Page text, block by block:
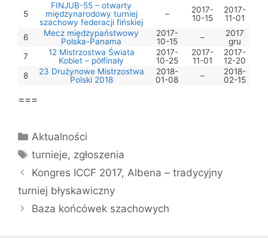
5
FINJUB-55 – otwarty
międzynarodowy turniej
szachowy federacji fińskiej
–
2017-
10-15
2017-
11-01
6
Mecz międzypaństwowy
Polska-Panama
2017-
10-15
–
2017
gru
7
12 Mistrzostwa Świata
Kobiet – półfinały
2017-
10-25
2017-
11-01
2017-
12-20
8
23 Drużynowe Mistrzostwa
Polski 2018
2018-
01-08
–
2018-
02-15
===
Kategorie
Aktualności
Tagi
turnieje, zgłoszenia
Kongres ICCF 2017, Albena – tradycyjny
turniej błyskawiczny
Baza końcówek szachowych